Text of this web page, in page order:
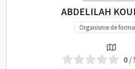
ABDELILAH
Organisme de
0/